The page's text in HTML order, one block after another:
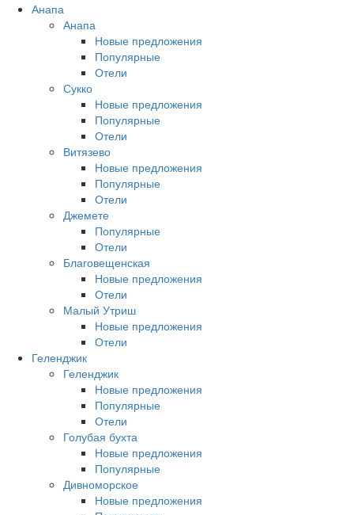
Анапа
Анапа
Новые предложения
Популярные
Отели
Сукко
Новые предложения
Популярные
Отели
Витязево
Новые предложения
Популярные
Отели
Джемете
Популярные
Отели
Благовещенская
Новые предложения
Отели
Малый Утриш
Новые предложения
Отели
Геленджик
Геленджик
Новые предложения
Популярные
Отели
Голубая бухта
Новые предложения
Популярные
Дивноморское
Новые предложения